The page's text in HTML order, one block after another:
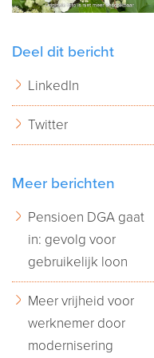
Deel dit bericht
LinkedIn
Twitter
Meer berichten
Pensioen DGA gaat
in: gevolg voor
gebruikelijk loon
Meer vrijheid voor
werknemer door
modernisering